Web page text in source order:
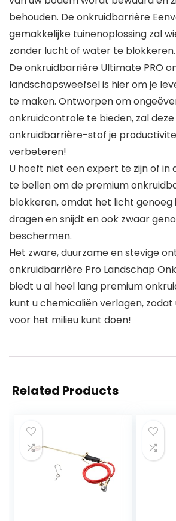
behouden. De onkruidbarrière
gemakkelijke tuinenoplossing zal
zonder lucht of water te blokkeren.
De onkruidbarrière Ultimate PRO
landschapsweefsel is hier om je
te maken. Ontworpen om
onkruidcontrole te bieden, zal
onkruidbarrière-stof je
verbeteren!
U hoeft niet een expert te zijn of in
te bellen om de premium
blokkeren, omdat het licht genoeg
dragen en snijdt en ook zwaar
beschermen.
Het zware, duurzame en stevige
onkruidbarrière Pro Landschap
biedt u al heel lang premium
kunt u chemicaliën verlagen, zodat
voor het milieu kunt doen!
Related Products